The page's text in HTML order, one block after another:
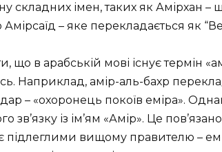
складних імен, таких як Амірхан
Амірсаїд – яке перекладається як
що в арабській мові існує термін
Наприклад, амір-аль-бахр
– «охоронець покоїв еміра».
зв’язку із ім’ям «Амір». Це
підлеглими вищому правителю –